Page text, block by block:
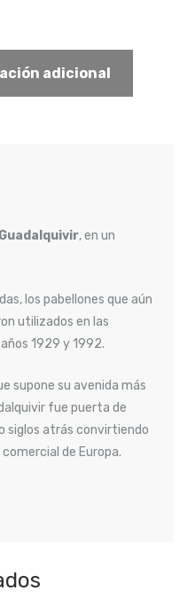
adicional
, en un
los pabellones que aún
utilizados en las
1929 y 1992.
supone su avenida más
fue puerta de
siglos atrás convirtiendo
de Europa.